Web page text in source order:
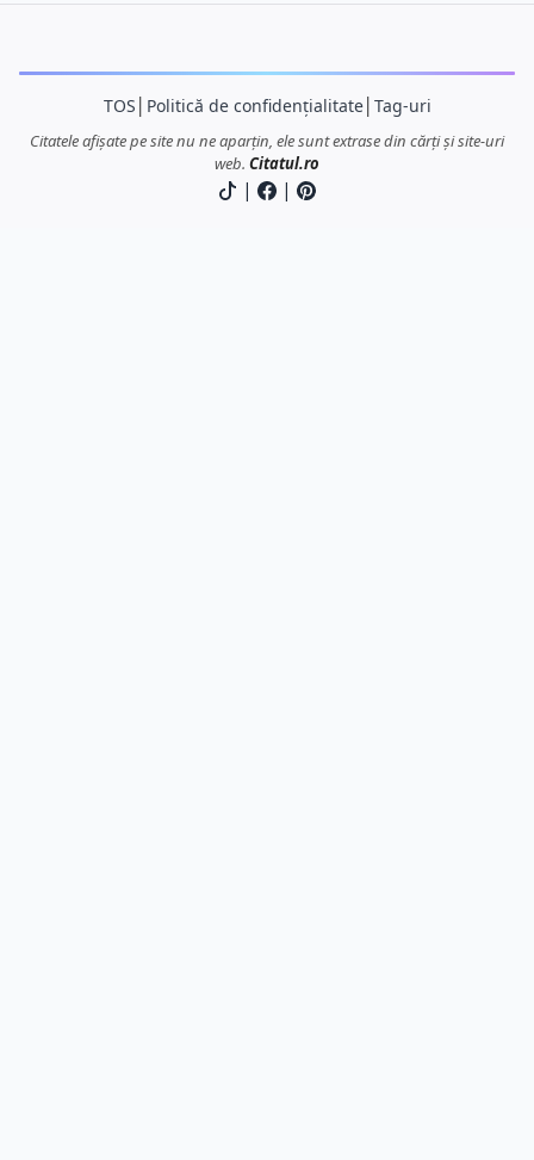
TOS Politică de confidențialitate│ Tag-uri
Citatele afișate pe site nu ne aparțin, ele sunt extrase din cărți și site-uri
web. Citatul.ro
| |